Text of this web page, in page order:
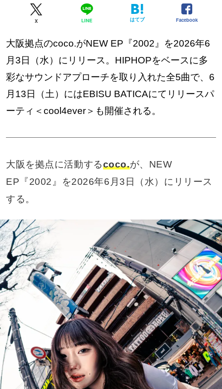
X LINE はてブ Facebook
大阪拠点のcoco.がNEW EP『2002』を2026年6
月3日（水）にリリース。HIPHOPをベースに多
彩なサウンドアプローチを取り入れた全5曲で、6
月13日（土）にはEBISU BATICAにてリリースパ
ーティ＜cool4ever＞も開催される。
大阪を拠点に活動するcoco.が、NEW
EP『2002』を2026年6月3日（水）にリリース
する。